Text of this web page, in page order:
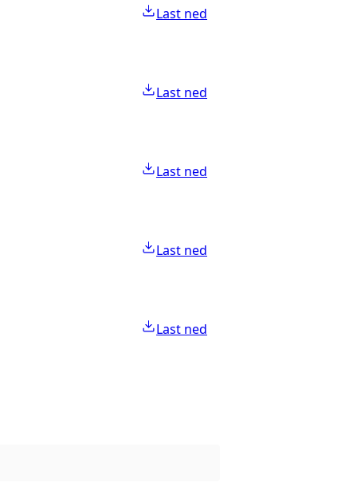
Last ned
Last ned
Last ned
Last ned
Last ned